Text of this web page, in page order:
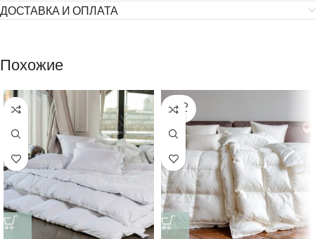
ДОСТАВКА И ОПЛАТА
Похожие
SOLD
OUT